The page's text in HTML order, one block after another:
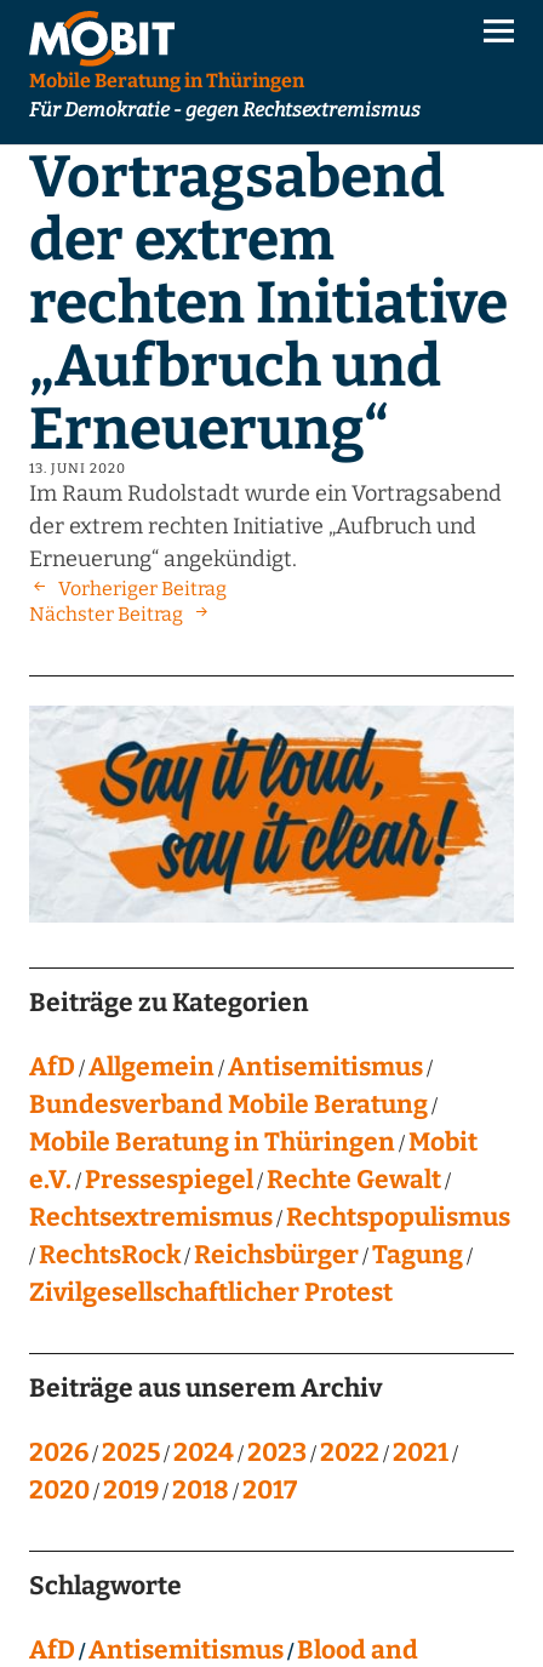
Mobile Beratung in Thüringen
Für Demokratie - gegen Rechtsextremismus
Vortragsabend
der extrem
rechten Initiative
„Aufbruch und
Erneuerung“
13. JUNI 2020
Im Raum Rudolstadt wurde ein Vortragsabend
der extrem rechten Initiative „Aufbruch und
Erneuerung“ angekündigt.
Vorheriger Beitrag
Nächster Beitrag
Beiträge zu Kategorien
AfD Allgemein Antisemitismus
Bundesverband Mobile Beratung
Mobile Beratung in Thüringen Mobit
e.V. Pressespiegel Rechte Gewalt
Rechtsextremismus Rechtspopulismus
RechtsRock Reichsbürger Tagung
Zivilgesellschaftlicher Protest
Beiträge aus unserem Archiv
2026 2025 2024 2023 2022 2021
2020 2019 2018 2017
Schlagworte
AfD Antisemitismus Blood and